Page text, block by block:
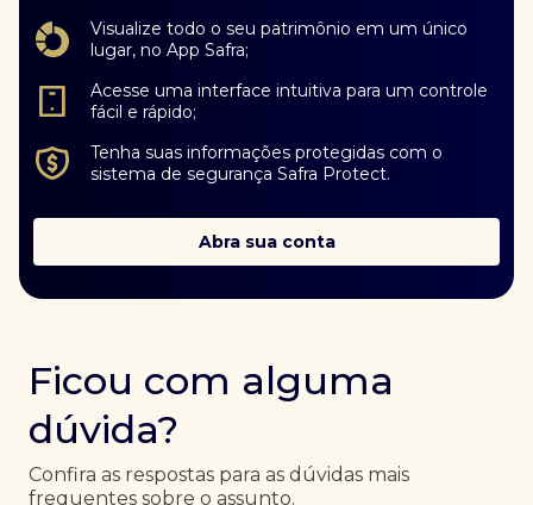
Visualize todo o seu patrimônio em um único
lugar, no App Safra;
Acesse uma interface intuitiva para um controle
fácil e rápido;
Tenha suas informações protegidas com o
sistema de segurança Safra Protect.
Abra sua conta
Ficou com alguma
dúvida?
Confira as respostas para as dúvidas mais
frequentes sobre o assunto.